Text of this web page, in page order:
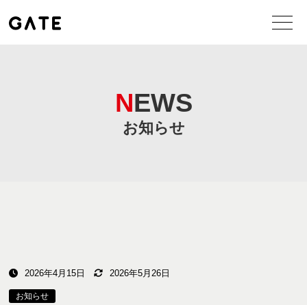
NEWS
お知らせ
2026年4月15日 2026年5月26日
お知らせ